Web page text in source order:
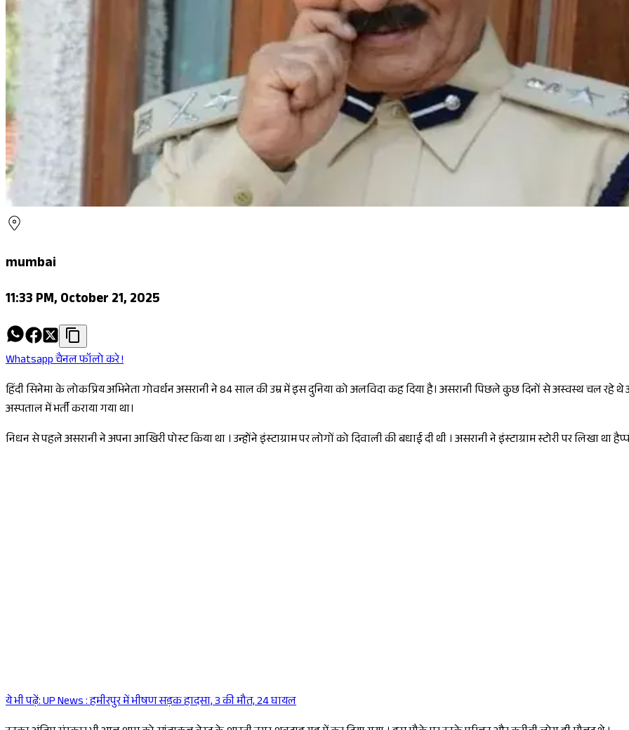
mumbai
11:33 PM, October 21, 2025
Whatsapp चैनल फॉलो करे !
हिंदी सिनेमा के लोकप्रिय अभिनेता गोवर्धन असरानी ने 84 साल की उम्र में इस दुनिया को अलविदा कह दिया है। असरानी पिछले कुछ दिनों से अस्वस्थ चल
अस्पताल में भर्ती कराया गया था।
निधन से पहले असरानी ने अपना आखिरी पोस्ट किया था । उन्होंने इंस्टाग्राम पर लोगों को दिवाली की बधाई दी थी । असरानी ने इंस्टाग्राम स्टोरी पर लिखा था
ये भी पढ़ें:UP News : हमीरपुर में भीषण सड़क हादसा, 3 की मौत, 24 घायल